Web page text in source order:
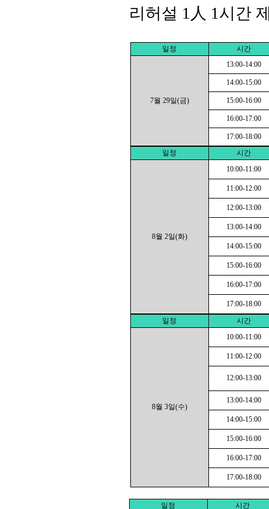
리허설 1人 1시간
일정 시간
7월 29일(금)
13:00-14:00
14:00-15:00
15:00-16:00
16:00-17:00
17:00-18:00
일정
시간
8월 2일(화)
10:00-11:00
11:00-12:00
12:00-13:00
13:00-14:00
14:00-15:00
15:00-16:00
16:00-17:00
17:00-18:00
일정
시간
8월 3일(수)
10:00-11:00
11:00-12:00
12:00-13:00
13:00-14:00
14:00-15:00
15:00-16:00
16:00-17:00
17:00-18:00
일정 시간